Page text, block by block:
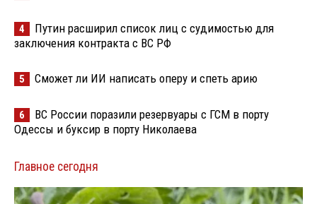
4
Путин расширил список лиц с судимостью для
заключения контракта с ВС РФ
5 Сможет ли ИИ написать оперу и спеть арию
6
ВС России поразили резервуары с ГСМ в порту
Одессы и буксир в порту Николаева
Главное сегодня